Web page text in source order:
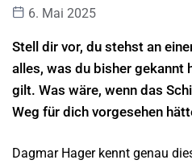
6. Mai 2025
Stell dir vor, du stehst an
alles, was du bisher gekannt
gilt. Was wäre, wenn das
Weg für dich vorgesehen
Dagmar Hager kennt genau